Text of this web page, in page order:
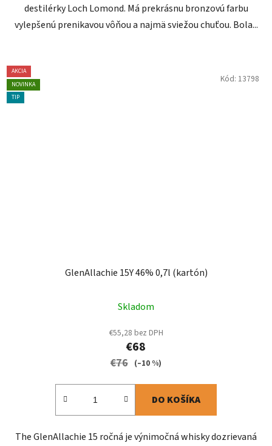
destilérky Loch Lomond. Má prekrásnu bronzovú farbu
vylepšenú prenikavou vôňou a najmä sviežou chuťou. Bola...
AKCIA
NOVINKA
TIP
GlenAllachie 15Y 46% 0,7l (kartón)
Skladom
€55,28 bez DPH
€68
€76 (–10 %)
DO KOŠÍKA
The GlenAllachie 15 ročná je výnimočná whisky dozrievaná
Kód: 13798